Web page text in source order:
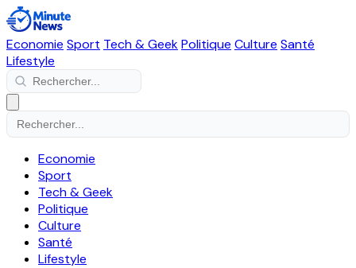
Economie Sport Tech & GeekPolitique Culture Santé
Lifestyle
Economie
Sport
Tech & Geek
Politique
Culture
Santé
Lifestyle